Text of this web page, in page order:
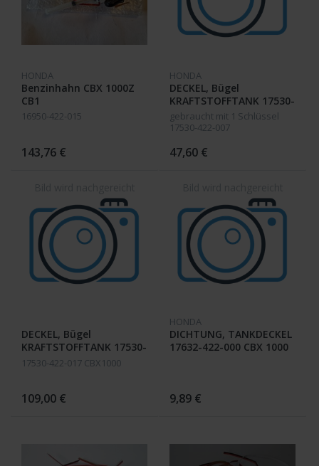
HONDA
Benzinhahn CBX 1000Z
CB1
16950-422-015
143,76 €
HONDA
DECKEL, Bügel
KRAFTSTOFFTANK 17530-
443-305
gebraucht mit 1 Schlüssel
17530-422-007
47,60 €
DECKEL, Bügel
KRAFTSTOFFTANK 17530-
443-305 ; CB 400 N / NZ
17530-422-017 CBX1000
109,00 €
HONDA
DICHTUNG, TANKDECKEL
17632-422-000 CBX 1000
9,89 €